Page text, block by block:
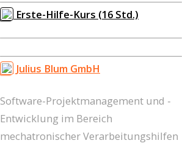
Erste-Hilfe-Kurs (16 Std.)
Julius Blum GmbH
Software-Projektmanagement und -
Entwicklung im Bereich
mechatronischer Verarbeitungshilfen